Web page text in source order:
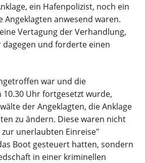
ein Hafenpolizist, noch ein
anwesend waren.
Vertagung der Verhandlung,
dagegen und forderte einen
war und die
10.30 Uhr fortgesetzt wurde,
der Angeklagten, die Anklage
zu ändern. Diese waren nicht
unerlaubten Einreise"
Boot gesteuert hatten, sondern
in einer kriminellen